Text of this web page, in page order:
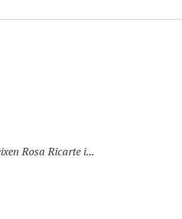
Rosa Ricarte i...